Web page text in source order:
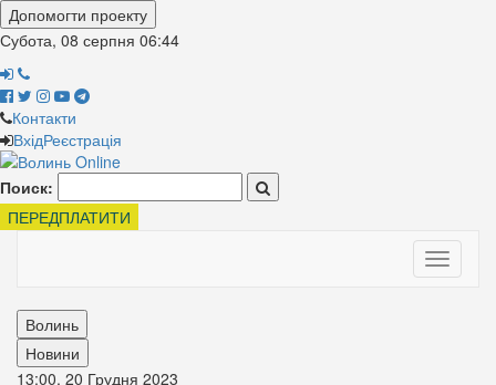
Допомогти проекту
Субота, 08 серпня 06:44
Контакти
ВхідРеєстрація
Поиск:
ПЕРЕДПЛАТИТИ
Toggle
Волинь
Новини
13:00, 20 Грудня 2023